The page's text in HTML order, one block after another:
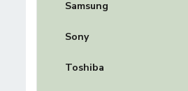
Samsung
Sony
Toshiba